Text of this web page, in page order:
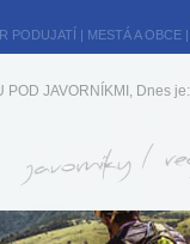
PODUJATÍ | MESTÁ A OBCE|
POD JAVORNÍKMI, Dnes je: